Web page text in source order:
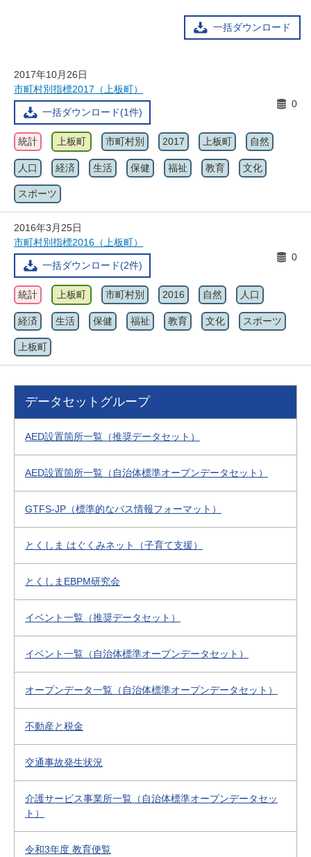
一括ダウンロード
2017年10月26日
市町村別指標2017（上板町）
一括ダウンロード(1件)
0
統計 上板町 市町村別 2017 上板町 自然
人口 経済 生活 保健 福祉 教育 文化
スポーツ
2016年3月25日
市町村別指標2016（上板町）
一括ダウンロード(2件)
0
統計 上板町 市町村別 2016 自然 人口
経済 生活 保健 福祉 教育 文化 スポーツ
上板町
データセットグループ
AED設置箇所一覧（推奨データセット）
AED設置箇所一覧（自治体標準オープンデータセット）
GTFS-JP（標準的なバス情報フォーマット）
とくしま はぐくみネット（子育て支援）
とくしまEBPM研究会
イベント一覧（推奨データセット）
イベント一覧（自治体標準オープンデータセット）
オープンデータ一覧（自治体標準オープンデータセット）
不動産と税金
交通事故発生状況
介護サービス事業所一覧（自治体標準オープンデータセッ
ト）
令和3年度 教育便覧